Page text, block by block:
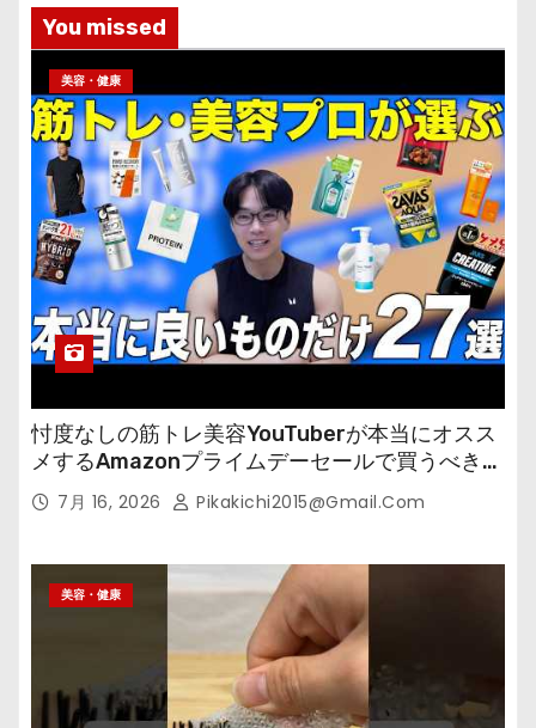
You missed
美容・健康
忖度なしの筋トレ美容YouTuberが本当にオスス
メするAmazonプライムデーセールで買うべきも
の 7月 16, 2026 Pikakichi2015@gmail.com
美容・健康